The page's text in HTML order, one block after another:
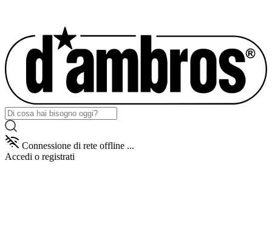
Connessione di rete offline ...
Accedi o registrati